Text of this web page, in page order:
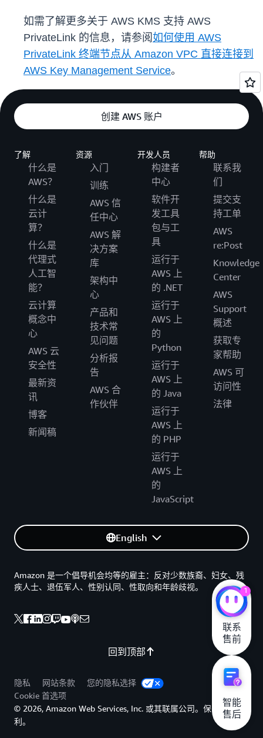
如需了解更多关于 AWS KMS 支持 AWS
PrivateLink 的信息，请参阅 如何使用 AWS
PrivateLink 终端节点从 Amazon VPC 直接连接到
AWS Key Management Service。
创建 AWS 账户
了解
什么是
AWS？
什么是
云计
算？
什么是
代理式
人工智
能？
云计算
概念中
心
AWS 云
安全性
最新资
讯
博客
新闻稿
资源
入门
训练
AWS 信
任中心
AWS 解
决方案
库
架构中
心
产品和
技术常
见问题
分析报
告
AWS 合
作伙伴
开发人员
构建者
中心
软件开
发工具
包与工
具
运行于
AWS 上
的 .NET
运行于
AWS 上
的
Python
运行于
AWS 上
的 Java
运行于
AWS 上
的 PHP
运行于
AWS 上
的
JavaScript
帮助
联系我
们
提交支
持工单
AWS
re:Post
Knowledge
Center
AWS
Support
概述
获取专
家帮助
AWS 可
访问性
法律
English
回到顶部
Amazon 是一个倡导机会均等的雇主：反对少数族裔、妇女、残
疾人士、退伍军人、性别认同、性取向和年龄歧视。
隐私 网站条款
您的隐私选择
Cookie 首选项
© 2026, Amazon Web Services, Inc. 或其联属公司。保留所有权
利。
1
联系
售前
智能
售后